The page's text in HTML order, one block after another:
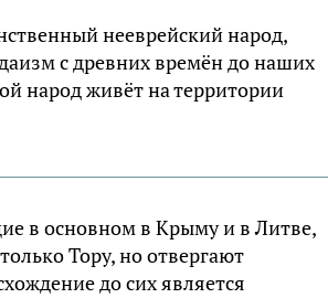
нееврейский народ,
с древних времён до наших
народ живёт на территории
в основном в Крыму и в Литве,
Тору, но отвергают
до сих является